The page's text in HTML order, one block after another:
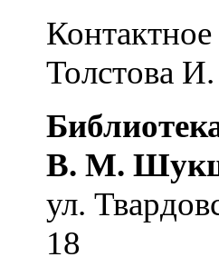
Толстова
В. М.
ул.
18